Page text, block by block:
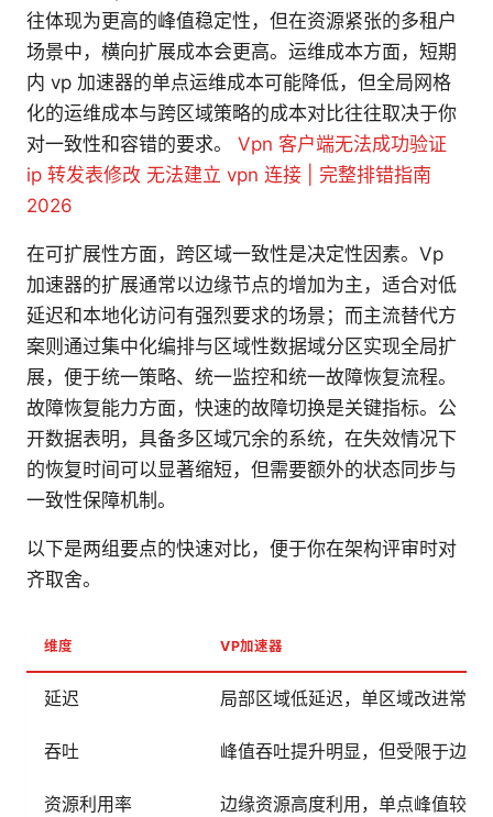
往体现为更高的峰值稳定性，但在资源紧张的多租户
场景中，横向扩展成本会更高。运维成本方面，短期
内 vp 加速器的单点运维成本可能降低，但全局网格
化的运维成本与跨区域策略的成本对比往往取决于你
对一致性和容错的要求。 Vpn 客户端无法成功验证
ip 转发表修改 无法建立 vpn 连接 | 完整排错指南
2026
在可扩展性方面，跨区域一致性是决定性因素。Vp
加速器的扩展通常以边缘节点的增加为主，适合对低
延迟和本地化访问有强烈要求的场景；而主流替代方
案则通过集中化编排与区域性数据域分区实现全局扩
展，便于统一策略、统一监控和统一故障恢复流程。
故障恢复能力方面，快速的故障切换是关键指标。公
开数据表明，具备多区域冗余的系统，在失效情况下
的恢复时间可以显著缩短，但需要额外的状态同步与
一致性保障机制。
以下是两组要点的快速对比，便于你在架构评审时对
齐取舍。
维度 VP加速器
延迟 局部区域低延迟，单区域改进常在
吞吐 峰值吞吐提升明显，但受限于边缘
资源利用率 边缘资源高度利用，单点峰值较高